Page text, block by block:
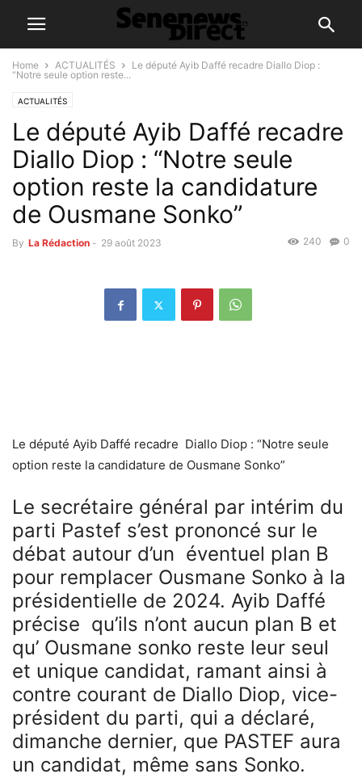
Home ACTUALITÉS
Le député Ayib Daffé recadre Diallo Diop :
“Notre seule option reste...
ACTUALITÉS
Le député Ayib Daffé recadre
Diallo Diop : “Notre seule
option reste la candidature
de Ousmane Sonko”
By La Rédaction - 29 août 2023 0
240
Le député Ayib Daffé recadre Diallo Diop : “Notre seule
option reste la candidature de Ousmane Sonko”
Le secrétaire général par intérim du
parti Pastef s’est prononcé sur le
débat autour d’un éventuel plan B
pour remplacer Ousmane Sonko à la
présidentielle de 2024. Ayib Daffé
précise qu’ils n’ont aucun plan B et
qu’ Ousmane sonko reste leur seul
et unique candidat, ramant ainsi à
contre courant de Diallo Diop, vice-
président du parti, qui a déclaré,
dimanche dernier, que PASTEF aura
un candidat, même sans Sonko.